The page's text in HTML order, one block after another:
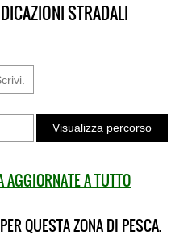
STRADALI
AGGIORNATE A TUTTO
QUESTA ZONA DI PESCA.